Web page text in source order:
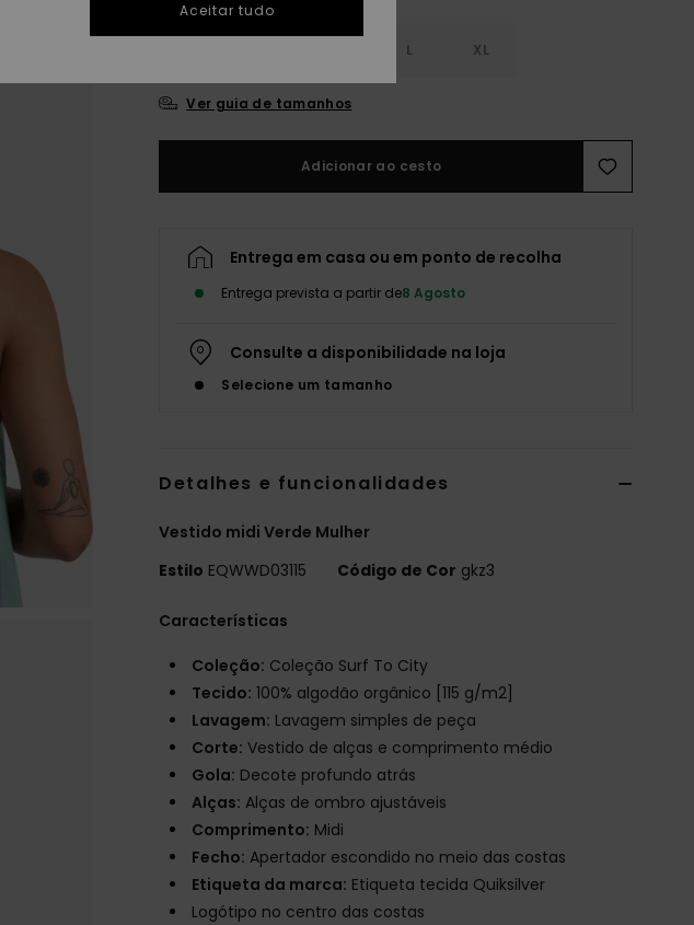
L XL
Ver guia de tamanhos
Adicionar ao cesto
Entrega em casa ou em ponto de recolha
Entrega prevista a partir de8 Agosto
Consulte a disponibilidade na loja
Selecione um tamanho
Detalhes e funcionalidades
Vestido midi Verde Mulher
Estilo EQWWD03115 Código de Cor gkz3
Características
Coleção: Coleção Surf To City
Tecido: 100% algodão orgânico [115 g/m2]
Lavagem: Lavagem simples de peça
Corte: Vestido de alças e comprimento médio
Gola: Decote profundo atrás
Alças: Alças de ombro ajustáveis
Comprimento: Midi
Fecho: Apertador escondido no meio das costas
Etiqueta da marca: Etiqueta tecida Quiksilver
Logótipo no centro das costas
Aceitar tudo